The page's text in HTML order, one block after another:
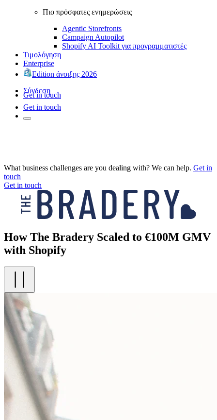
Πιο πρόσφατες ενημερώσεις
Agentic Storefronts
Campaign Autopilot
Shopify AI Toolkit για προγραμματιστές
Τιμολόγηση
Enterprise
Edition άνοιξης 2026
Σύνδεση
Get in touch
Get in touch
What business challenges are you dealing with? We can help. Get in
touch
Get in touch
How The Bradery Scaled to €100M GMV
with Shopify